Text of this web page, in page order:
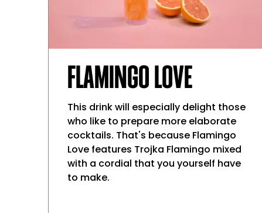
FLAMINGO LOVE
This drink will especially delight those
who like to prepare more elaborate
cocktails. That's because Flamingo
Love features Trojka Flamingo mixed
with a cordial that you yourself have
to make.